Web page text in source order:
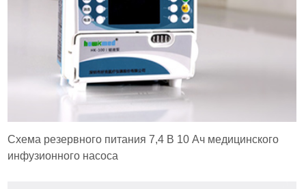
Схема резервного питания 7,4 В 10 Ач медицинского
инфузионного насоса